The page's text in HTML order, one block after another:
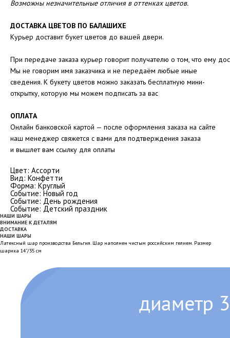
Возможны незначительные отличия в оттенках цветов.
ДОСТАВКА ЦВЕТОВ ПО БАЛАШИХЕ
Курьер доставит букет цветов до вашей двери.
При передаче заказа курьер говорит получателю о том, что ему
Мы не говорим имя заказчика и не передаём любые иные
сведения. К букету цветов можно заказать бесплатную мини-
открытку, которую мы можем подписать за вас
ОПЛАТА
Онлайн банковской картой — после оформления заказа на сайте
наш менеджер свяжется с вами для подтверждения заказа
и вышлет вам ссылку для оплаты
Цвет: Ассорти
Вид: Конфетти
Форма: Круглый
Событие: Новый год
Событие: День рождения
Событие: Детский праздник
НАШИ ШАРЫ
ВНИМАНИЕ К ДЕТАЛЯМ
ДОСТАВКА
НАШИ ШАРЫ
Латексный шар производства Бельгия. Шар наполнен чистым российским гелием. Размер
шарика 14"/35 см